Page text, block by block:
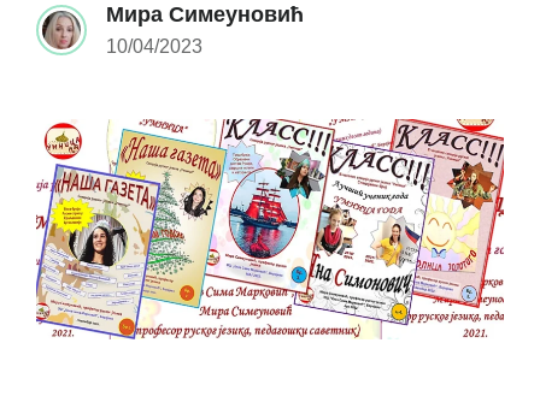
Мира Симеуновић
10/04/2023